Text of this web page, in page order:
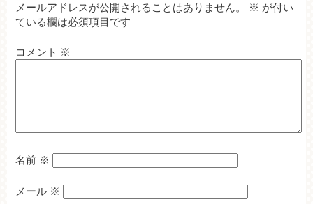
メールアドレスが公開されることはありません。 ※ が付い
ている欄は必須項目です
コメント ※
名前 ※
メール ※